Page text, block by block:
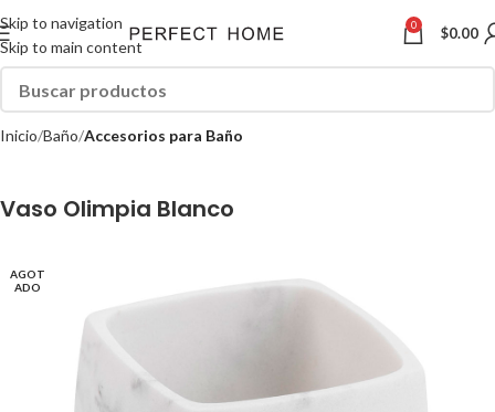
Skip to navigation
Skip to main content
0 $0.00
Inicio Baño Accesorios para Baño
Vaso Olimpia Blanco
AGOT
ADO